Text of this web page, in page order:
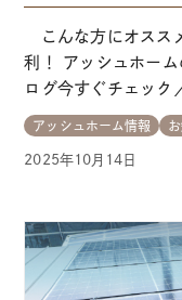
こんな方にオスス
利！ アッシュホー
ログ今すぐチェック
づくりにおいての理
冊。デザインや空間
様の声などを通して
2025年10月14日
アッシュホーム情報